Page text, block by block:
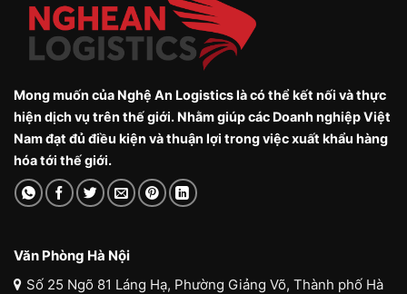
Mong muốn của Nghệ An Logistics là có thể kết nối và thực
hiện dịch vụ trên thế giới. Nhằm giúp các Doanh nghiệp Việt
Nam đạt đủ điều kiện và thuận lợi trong việc xuất khẩu hàng
hóa tới thế giới.
Văn Phòng Hà Nội
Số 25 Ngõ 81 Láng Hạ, Phường Giảng Võ, Thành phố Hà